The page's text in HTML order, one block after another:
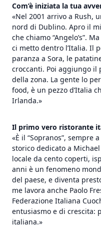
Com’è iniziata la tua
«Nel 2001 arrivo a Rush,
nord di Dublino. Apro il
che chiamo “Angelo’s”.
ci metto dentro l’Italia. Il
paranza a Sora, le
croccanti. Poi aggiungo il
della zona. La gente lo
food, è un pezzo d’Italia
Irlanda.»
Il primo vero ristorante
«È il “Sopranos”, sempre
storico dedicato a
locale da cento coperti,
anni è un fenomeno
del paese, e diventa
me lavora anche Paolo
Federazione Italiana
entusiasmo e di crescita:
italiana.»